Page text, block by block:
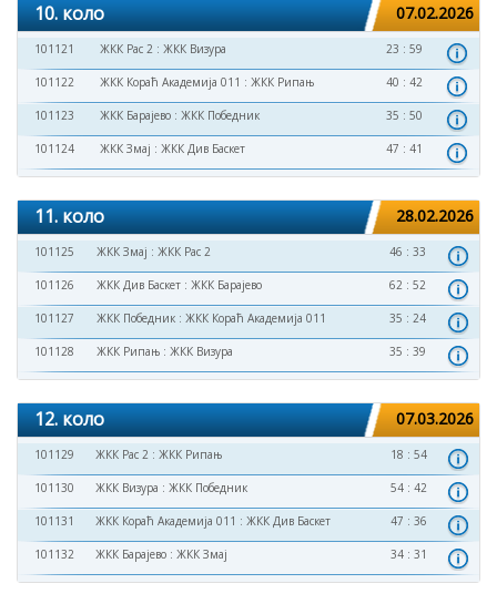
10. коло 07.02.2026
101121 ЖКК Рас 2 : ЖКК Визура 23 : 59
101122 ЖКК Кораћ Академија 011 : ЖКК Рипањ 40 : 42
101123 ЖКК Барајево : ЖКК Победник 35 : 50
101124 ЖКК Змај : ЖКК Див Баскет 47 : 41
11. коло 28.02.2026
101125 ЖКК Змај : ЖКК Рас 2 46 : 33
101126 ЖКК Див Баскет : ЖКК Барајево 62 : 52
101127 ЖКК Победник : ЖКК Кораћ Академија 011 35 : 24
101128 ЖКК Рипањ : ЖКК Визура 35 : 39
12. коло 07.03.2026
101129 ЖКК Рас 2 : ЖКК Рипањ 18 : 54
101130 ЖКК Визура : ЖКК Победник 54 : 42
101131 ЖКК Кораћ Академија 011 : ЖКК Див Баскет 47 : 36
101132 ЖКК Барајево : ЖКК Змај 34 : 31